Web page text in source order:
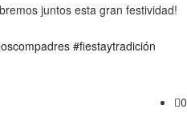
juntos esta gran festividad!
#fiestaytradición
0